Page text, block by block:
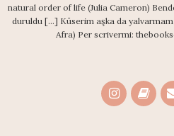
natural order of life (Julia Cameron)
duruldu [...] Küserim aşka da
Afra) Per scrivermi: